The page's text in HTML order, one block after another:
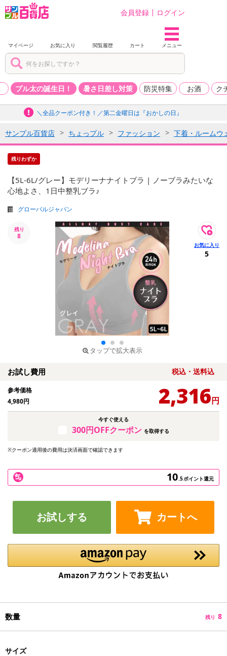
会員登録 ログイン
マイページ お気に入り 閲覧履歴 カート メニュー
プル太の誕生日！ 暑さ日差し対策 防災特集 お酒 ク
＼全品クーポン付き！／第二金曜日は『おかしの日』
サンプル百貨店 ちょっプル ファッション 下着・ルームウ
残りわずか
【5L-6L/グレー】モデリーナナイトブラ | ノーブラみたいな
心地よさ、1日中整乳ブラ♪
グローバルジャパン
残り
8
タップで拡大表示
5
お試し費用 税込・送料込
参考価格
4,980円 2,316円
今すぐ使える
300円OFFクーポン を取得する
※クーポン適用後の費用は決済画面で確認できます
10.5ポイント還元
お試しする カートへ
数量 残り 8
サイズ